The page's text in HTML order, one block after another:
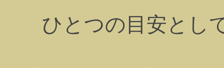
ひとつの目安とし